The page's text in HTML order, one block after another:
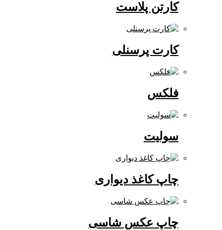
کارتن پلاست
کارت پرسنلی
چاپ کاغذ دیواری
چاپ عکس شاسی